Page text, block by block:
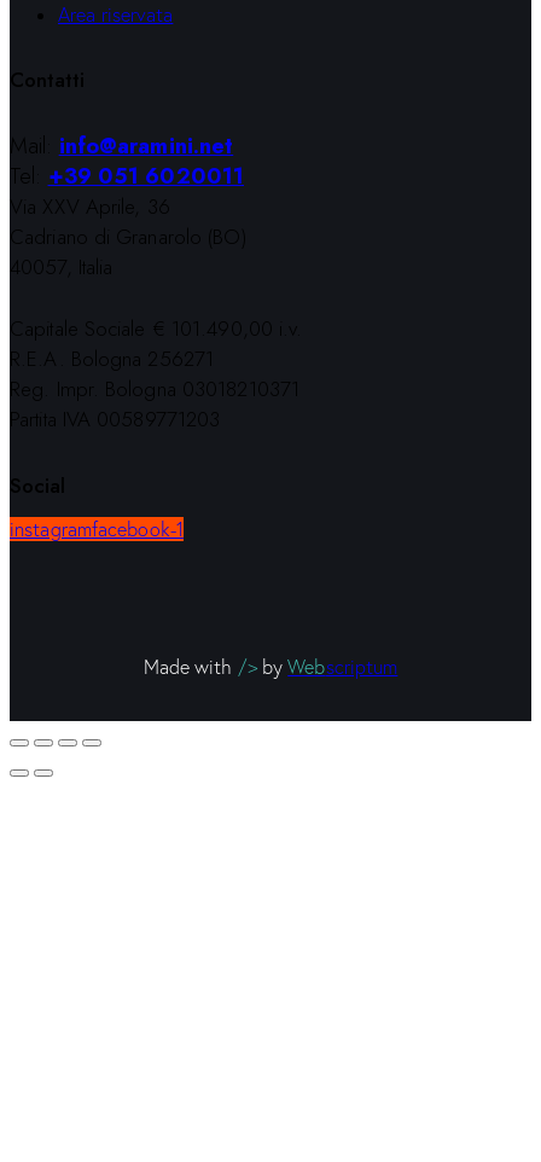
Area riservata
Contatti
Mail: info@aramini.net
Tel: +39 051 6020011
Via XXV Aprile, 36
Cadriano di Granarolo (BO)
40057, Italia
Capitale Sociale € 101.490,00 i.v.
R.E.A. Bologna 256271
Reg. Impr. Bologna 03018210371
Partita IVA 00589771203
Social
instagramfacebook-1
Made with />byWebscriptum